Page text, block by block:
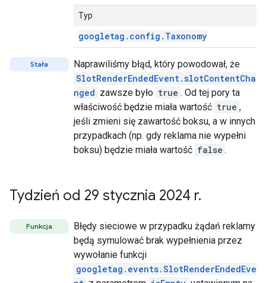
Typ
googletag . config . Taxonomy
Stała
Naprawiliśmy błąd, który powodował, że
SlotRenderEndedEvent.slotContentCha
nged zawsze było true . Od tej pory ta
właściwość będzie miała wartość true ,
jeśli zmieni się zawartość boksu, a w innych
przypadkach (np. gdy reklama nie wypełni
boksu) będzie miała wartość false .
Tydzień od 29 stycznia 2024 r.
Funkcja
Błędy sieciowe w przypadku żądań reklamy
będą symulować brak wypełnienia przez
wywołanie funkcji
googletag.events.SlotRenderEndedEve